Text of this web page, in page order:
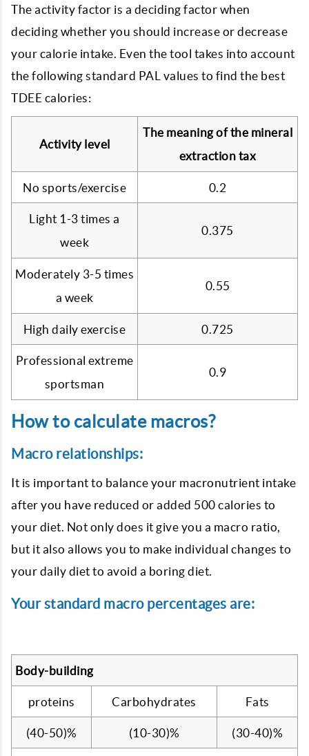
The activity factor is a deciding factor when
deciding whether you should increase or decrease
your calorie intake. Even the tool takes into account
the following standard PAL values ​​to find the best
TDEE calories:
Activity level
The meaning of the mineral
extraction tax
No sports/exercise 0.2
Light 1-3 times a
week
0.375
Moderately 3-5 times
a week
0.55
High daily exercise 0.725
Professional extreme
sportsman
0.9
How to calculate macros?
Macro relationships:
It is important to balance your macronutrient intake
after you have reduced or added 500 calories to
your diet. Not only does it give you a macro ratio,
but it also allows you to make individual changes to
your daily diet to avoid a boring diet.
Your standard macro percentages are:
Body-building
proteins Carbohydrates Fats
(40-50)% (10-30)% (30-40)%